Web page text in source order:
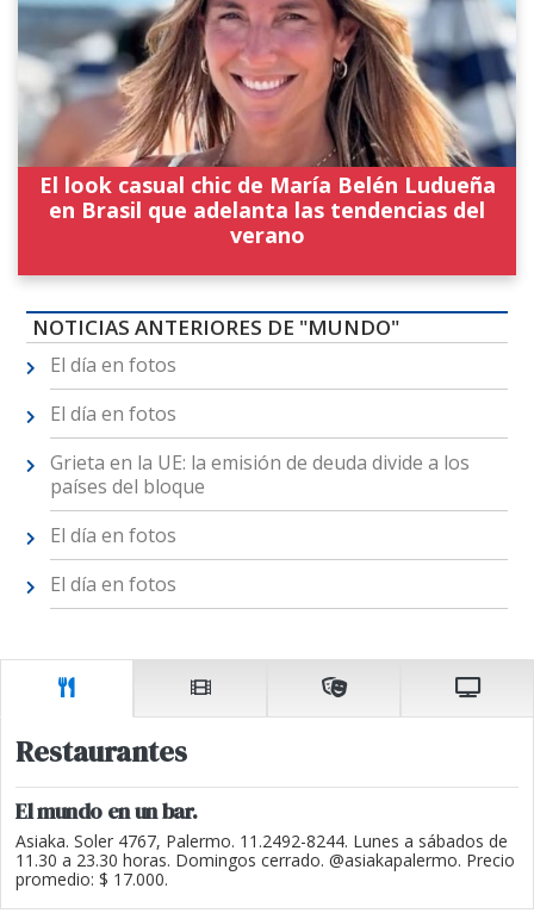
El look casual chic de María Belén Ludueña
en Brasil que adelanta las tendencias del
verano
NOTICIAS ANTERIORES DE "MUNDO"
El día en fotos
El día en fotos
Grieta en la UE: la emisión de deuda divide a los
países del bloque
El día en fotos
El día en fotos
Restaurantes
El mundo en un bar.
Asiaka. Soler 4767, Palermo. 11.2492-8244. Lunes a sábados de
11.30 a 23.30 horas. Domingos cerrado. @asiakapalermo. Precio
promedio: $ 17.000.